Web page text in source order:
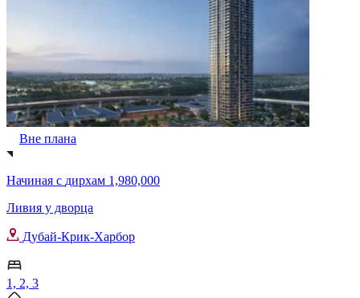
Вне плана
Начиная с дирхам 1,980,000
Ливия у дворца
Дубай-Крик-Харбор
1, 2, 3